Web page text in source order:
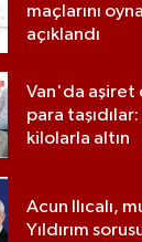
maçlarını
açıklandı
Van'da aşiret
para
kilolarla altın
Acun Ilıcalı,
Yıldırım